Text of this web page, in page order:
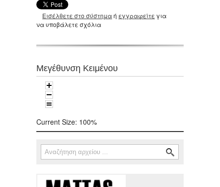
Εισέλθετε στο σύστημαή εγγραφείτε για
να υποβάλετε σχόλια
Μεγέθυνση Κειμένου
Current Size: 100%
Φόρμα αναζήτησης
Αναζήτηση